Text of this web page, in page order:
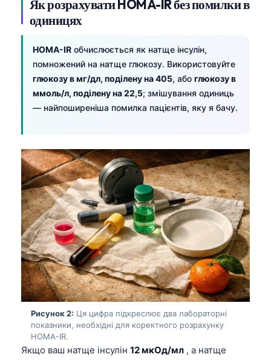
Як розрахувати HOMA-IR без помилки в
одиницях
HOMA-IR обчислюється як натще інсулін,
помножений на натще глюкозу. Використовуйте
глюкозу в мг/дл, поділену на 405, або глюкозу в
ммоль/л, поділену на 22,5; змішування одиниць
— найпоширеніша помилка пацієнтів, яку я бачу.
Рисунок 2: Ця цифра підкреслює два лабораторні
показники, необхідні для коректного розрахунку
HOMA-IR.
Якщо ваш натще інсулін 12 мкОд/мл , а натще